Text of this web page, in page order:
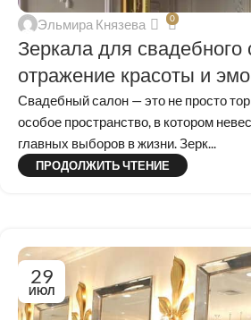
Эльмира Князева 0
Зеркала для свадебного
отражение красоты и
Свадебный салон — это не просто
особое пространство, в котором
главных выборов в жизни. Зерк...
ПРОДОЛЖИТЬ ЧТЕНИЕ
29
ИЮЛ